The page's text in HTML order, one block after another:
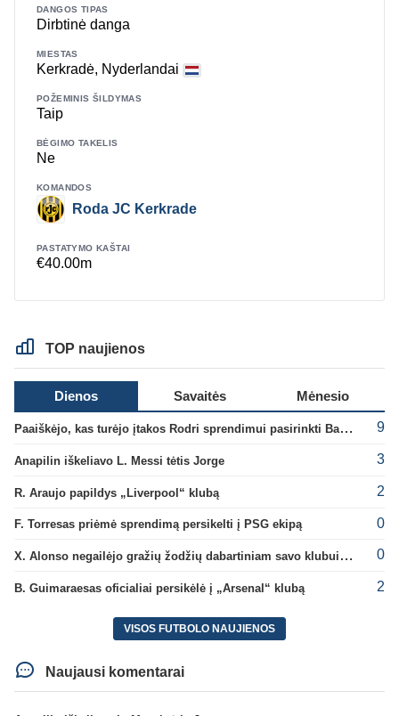
DANGOS TIPAS
Dirbtinė danga
MIESTAS
Kerkradė, Nyderlandai
POŽEMINIS ŠILDYMAS
Taip
BĖGIMO TAKELIS
Ne
KOMANDOS
Roda JC Kerkrade
PASTATYMO KAŠTAI
€40.00m
TOP naujienos
Dienos Savaitės Mėnesio
Paaiškėjo, kas turėjo įtakos Rodri sprendimui pasirinkti Barselonos pusę 9
Anapilin iškeliavo L. Messi tėtis Jorge 3
R. Araujo papildys „Liverpool“ klubą 2
F. Torresas priėmė sprendimą persikelti į PSG ekipą 0
X. Alonso negailėjo gražių žodžių dabartiniam savo klubui „Chelsea“ 0
B. Guimaraesas oficialiai persikėlė į „Arsenal“ klubą 2
VISOS FUTBOLO NAUJIENOS
Naujausi komentarai